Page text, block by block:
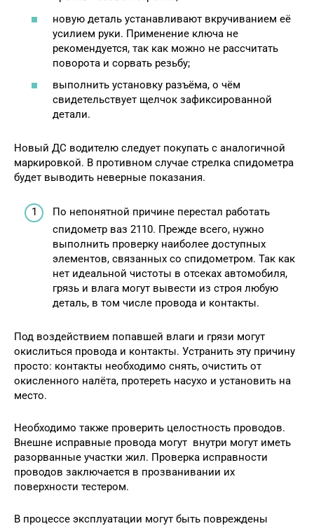
новую деталь устанавливают вкручиванием её
усилием руки. Применение ключа не
рекомендуется, так как можно не рассчитать
поворота и сорвать резьбу;
выполнить установку разъёма, о чём
свидетельствует щелчок зафиксированной
детали.
Новый ДС водителю следует покупать с аналогичной
маркировкой. В противном случае стрелка спидометра
будет выводить неверные показания.
По непонятной причине перестал работать
спидометр ваз 2110. Прежде всего, нужно
выполнить проверку наиболее доступных
элементов, связанных со спидометром. Так как
нет идеальной чистоты в отсеках автомобиля,
грязь и влага могут вывести из строя любую
деталь, в том числе провода и контакты.
Под воздействием попавшей влаги и грязи могут
окислиться провода и контакты. Устранить эту причину
просто: контакты необходимо снять, очистить от
окисленного налёта, протереть насухо и установить на
место.
Необходимо также проверить целостность проводов.
Внешне исправные провода могут внутри могут иметь
разорванные участки жил. Проверка исправности
проводов заключается в прозванивании их
поверхности тестером.
В процессе эксплуатации могут быть повреждены